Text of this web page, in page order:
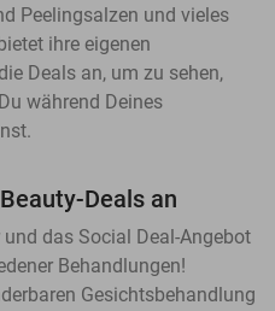
Peelingsalzen und vieles
ihre eigenen
Deals an, um zu sehen,
während Deines
Deals an
das Social Deal-Angebot
Behandlungen!
Gesichtsbehandlung